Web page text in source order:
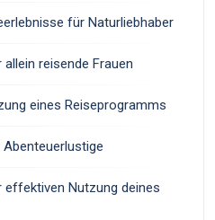
für Naturliebhaber
reisende Frauen
eines Reiseprogramms
effektiven Nutzung deines